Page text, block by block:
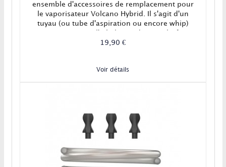
ensemble d'accessoires de remplacement pour
le vaporisateur Volcano Hybrid. Il s'agit d'un
tuyau (ou tube d'aspiration ou encore whip)
qu'utiliser le ballon avec le Volcano Hybrid.
19,90 €
Voir détails